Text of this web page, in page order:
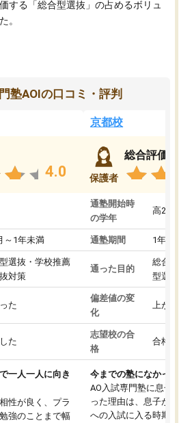
する「総合型選抜」の占めるボリュ
。
塾AOIの口コミ・評判
4.0
～1年未満
選抜・学校推薦
対策
た
た
一人一人に向き
性が良く、プラ
強のことまで幅
京都校
保護者
総合評価
通塾開始時
の学年
高2
通塾期間 1年以上
通った目的
総合型選
型選抜対
偏差値の変
化
上がった
志望校の合
格
合格した
今までの塾になかった
AO入試専門塾に息子を
った理由は、息子が高校
への入試に入る時期に差